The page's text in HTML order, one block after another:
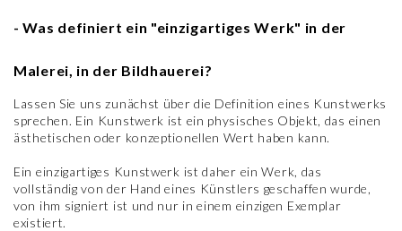
- Was definiert ein "einzigartiges Werk" in der
Malerei, in der Bildhauerei?
Lassen Sie uns zunächst über die Definition eines Kunstwerks
sprechen. Ein Kunstwerk ist ein physisches Objekt, das einen
ästhetischen oder konzeptionellen Wert haben kann.
Ein einzigartiges Kunstwerk ist daher ein Werk, das
vollständig von der Hand eines Künstlers geschaffen wurde,
von ihm signiert ist und nur in einem einzigen Exemplar
existiert.